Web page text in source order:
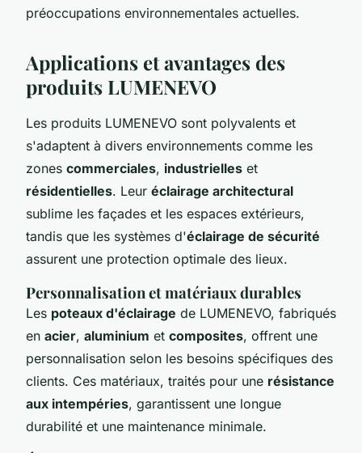
préoccupations environnementales actuelles.
Applications et avantages des
produits LUMENEVO
Les produits LUMENEVO sont polyvalents et
s'adaptent à divers environnements comme les
zones commerciales, industrielles et
résidentielles. Leur éclairage architectural
sublime les façades et les espaces extérieurs,
tandis que les systèmes d'éclairage de sécurité
assurent une protection optimale des lieux.
Personnalisation et matériaux durables
Les poteaux d'éclairage de LUMENEVO, fabriqués
en acier, aluminium et composites, offrent une
personnalisation selon les besoins spécifiques des
clients. Ces matériaux, traités pour une résistance
aux intempéries, garantissent une longue
durabilité et une maintenance minimale.